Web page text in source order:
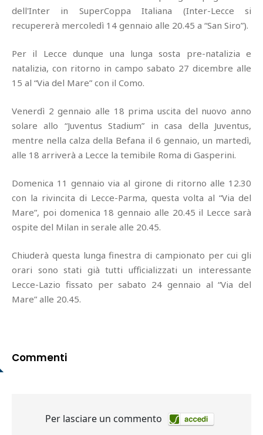
dell'Inter in SuperCoppa Italiana (Inter-Lecce si
recupererà mercoledì 14 gennaio alle 20.45 a “San Siro”).
Per il Lecce dunque una lunga sosta pre-natalizia e
natalizia, con ritorno in campo sabato 27 dicembre alle
15 al “Via del Mare” con il Como.
Venerdì 2 gennaio alle 18 prima uscita del nuovo anno
solare allo “Juventus Stadium” in casa della Juventus,
mentre nella calza della Befana il 6 gennaio, un martedì,
alle 18 arriverà a Lecce la temibile Roma di Gasperini.
Domenica 11 gennaio via al girone di ritorno alle 12.30
con la rivincita di Lecce-Parma, questa volta al “Via del
Mare”, poi domenica 18 gennaio alle 20.45 il Lecce sarà
ospite del Milan in serale alle 20.45.
Chiuderà questa lunga finestra di campionato per cui gli
orari sono stati già tutti ufficializzati un interessante
Lecce-Lazio fissato per sabato 24 gennaio al “Via del
Mare” alle 20.45.
Commenti